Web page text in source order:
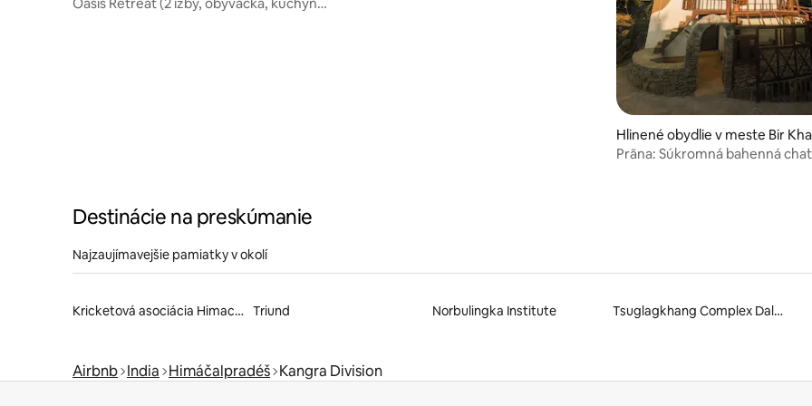
Hlinené obydlie v meste Bir
Prāna: Súkromná bahenná
Destinácie na preskúmanie
Najzaujímavejšie pamiatky v okolí
Kricketová asociácia Himachal Pradesh Triund Norbulingka Institute Tsuglagkhang Complex Dalai Lama Temple
Airbnb India Himáčalpradéš Kangra Division